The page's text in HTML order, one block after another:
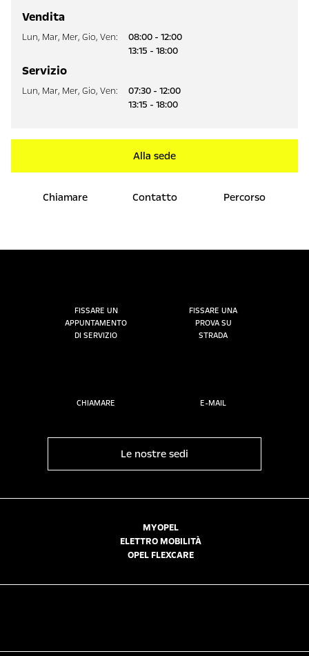
Vendita
Lun, Mar, Mer, Gio, Ven:
08:00 - 12:00
13:15 - 18:00
Servizio
Lun, Mar, Mer, Gio, Ven:
07:30 - 12:00
13:15 - 18:00
Alla sede
Chiamare Contatto Percorso
FISSARE UN
APPUNTAMENTO
DI SERVIZIO
FISSARE UNA
PROVA SU
STRADA
CHIAMARE E-MAIL
Le nostre sedi
MYOPEL
ELETTRO MOBILITÀ
OPEL FLEXCARE